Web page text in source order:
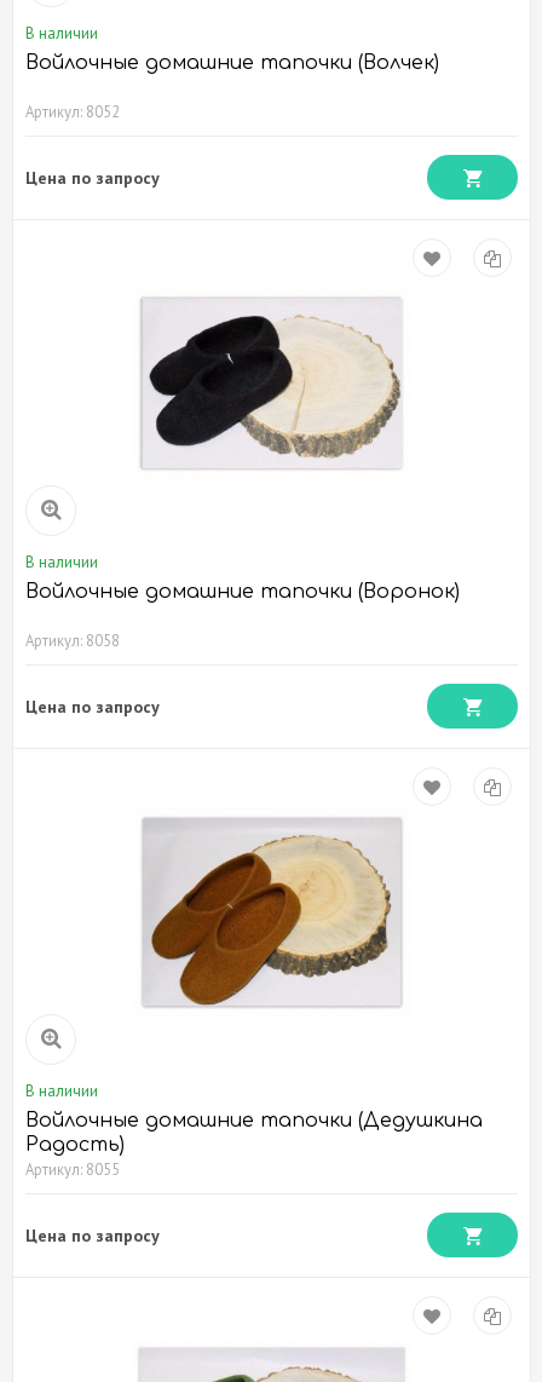
В наличии
Войлочные домашние тапочки (Волчек)
Артикул: 8052
Цена по запросу
В наличии
Войлочные домашние тапочки (Воронок)
Артикул: 8058
Цена по запросу
В наличии
Войлочные домашние тапочки (Дедушкина
Радость)
Артикул: 8055
Цена по запросу